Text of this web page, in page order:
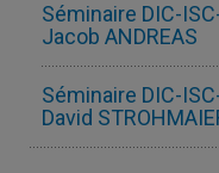
Séminaire DIC-
Jacob ANDREAS
Séminaire DIC-
David